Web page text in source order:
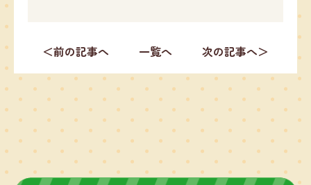
＜前の記事へ 一覧へ 次の記事へ＞